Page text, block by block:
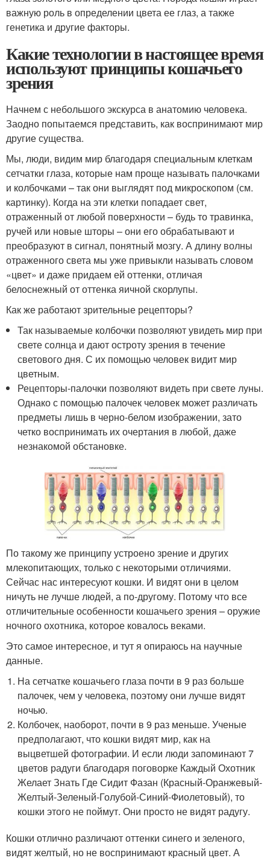
важную роль в определении цвета ее глаз, а также
генетика и другие факторы.
Какие технологии в настоящее время
используют принципы кошачьего
зрения
Начнем с небольшого экскурса в анатомию человека.
Заодно попытаемся представить, как воспринимают мир
другие существа.
Мы, люди, видим мир благодаря специальным клеткам
сетчатки глаза, которые нам проще называть палочками
и колбочками – так они выглядят под микроскопом (см.
картинку). Когда на эти клетки попадает свет,
отраженный от любой поверхности – будь то травинка,
ручей или новые шторы – они его обрабатывают и
преобразуют в сигнал, понятный мозгу. А длину волны
отраженного света мы уже привыкли называть словом
«цвет» и даже придаем ей оттенки, отличая
белоснежный от оттенка яичной скорлупы.
Как же работают зрительные рецепторы?
Так называемые колбочки позволяют увидеть мир при
свете солнца и дают остроту зрения в течение
светового дня. С их помощью человек видит мир
цветным.
Рецепторы-палочки позволяют видеть при свете луны.
Однако с помощью палочек человек может различать
предметы лишь в черно-белом изображении, зато
четко воспринимать их очертания в любой, даже
незнакомой обстановке.
По такому же принципу устроено зрение и других
млекопитающих, только с некоторыми отличиями.
Сейчас нас интересуют кошки. И видят они в целом
ничуть не лучше людей, а по-другому. Потому что все
отличительные особенности кошачьего зрения – оружие
ночного охотника, которое ковалось веками.
Это самое интересное, и тут я опираюсь на научные
данные.
На сетчатке кошачьего глаза почти в 9 раз больше
палочек, чем у человека, поэтому они лучше видят
ночью.
Колбочек, наоборот, почти в 9 раз меньше. Ученые
предполагают, что кошки видят мир, как на
выцветшей фотографии. И если люди запоминают 7
цветов радуги благодаря поговорке Каждый Охотник
Желает Знать Где Сидит Фазан (Красный-Оранжевый-
Желтый-Зеленый-Голубой-Синий-Фиолетовый), то
кошки этого не поймут. Они просто не видят радугу.
Кошки отлично различают оттенки синего и зеленого,
видят желтый, но не воспринимают красный цвет. А